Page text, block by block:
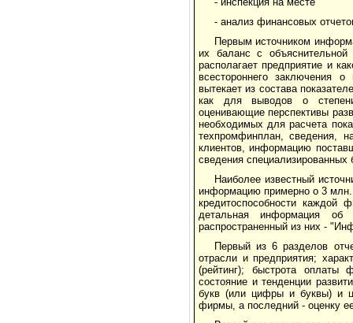
- анализ финансовых
Первым источником
их баланс с
располагает предприятие и
всестороннего заключения о
вытекает из состава
как для выводов о степени
оценивающие перспективы
необходимых для расчета
техпромфинплан, сведения,
клиентов, информацию
сведения специализированных
Наиболее известный
информацию примерно о 3
кредитоспособности каждой
детальная информация
распространенный из них -
Первый из 6 разделов
отрасли и предприятия;
(рейтинг); быстрота оплаты
состояние и тенденции
букв (или цифры и буквы) и
фирмы, а последний - оценку